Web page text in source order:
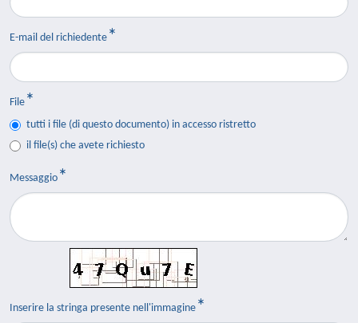
E-mail del richiedente
File
tutti i file (di questo documento) in accesso ristretto
il file(s) che avete richiesto
Messaggio
Inserire la stringa presente nell'immagine